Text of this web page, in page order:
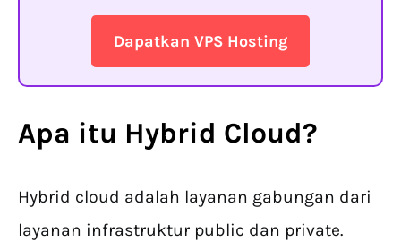
Dapatkan VPS Hosting
Apa itu Hybrid Cloud?
Hybrid cloud adalah layanan gabungan dari
layanan infrastruktur public dan private.